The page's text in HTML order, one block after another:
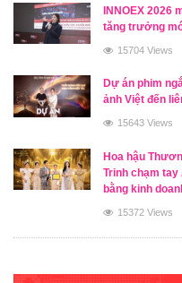
INNOEX
tăng trưởng
15704 Views
Dự án phim
ảnh Việt đến
15643 Views
Hoa hậu
Trinh chạm
bằng kinh
15372 Views